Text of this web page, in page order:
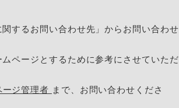
するお問い合わせ先」からお問い合わせ
ページとするために参考にさせていただ
ージ管理者 まで、お問い合わせくださ